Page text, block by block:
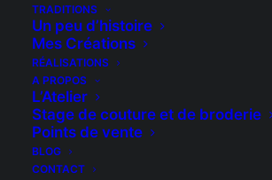
TRADITIONS
Un peu d’histoire
Mes Créations
RÉALISATIONS
A PROPOS
L’Atelier
Stage de couture et de broderie
Points de vente
BLOG
CONTACT
du drap de laine noir doublé en
les jours de fête, à l’arrière des
lacet permettent d’ajuster la
Commande personnalisée
préciser votre tour de taille.
Article entièrement réalisé par